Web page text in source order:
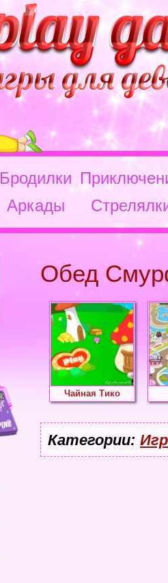
Бродилки
Аркады
Обед
Чайная Тико
Категории: